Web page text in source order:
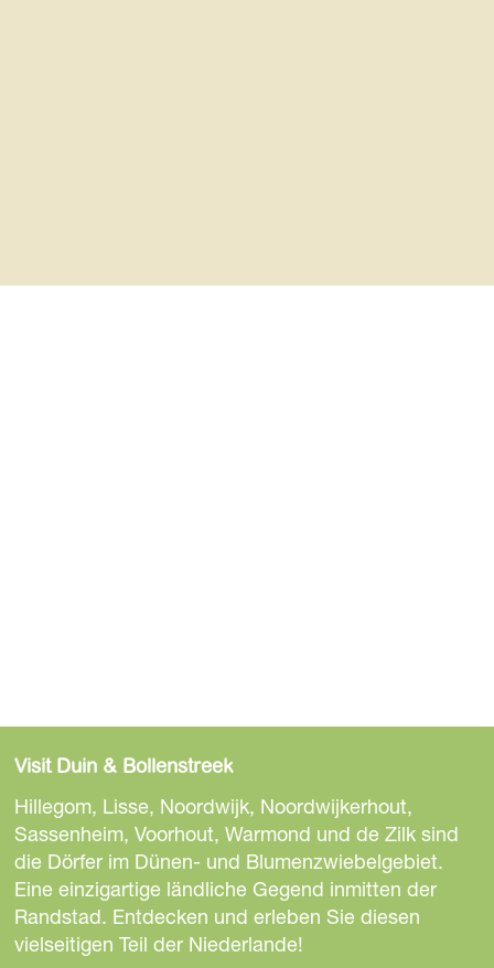
Visit Duin & Bollenstreek
Hillegom, Lisse, Noordwijk, Noordwijkerhout,
Sassenheim, Voorhout, Warmond und de Zilk sind
die Dörfer im Dünen- und Blumenzwiebelgebiet.
Eine einzigartige ländliche Gegend inmitten der
Randstad. Entdecken und erleben Sie diesen
vielseitigen Teil der Niederlande!